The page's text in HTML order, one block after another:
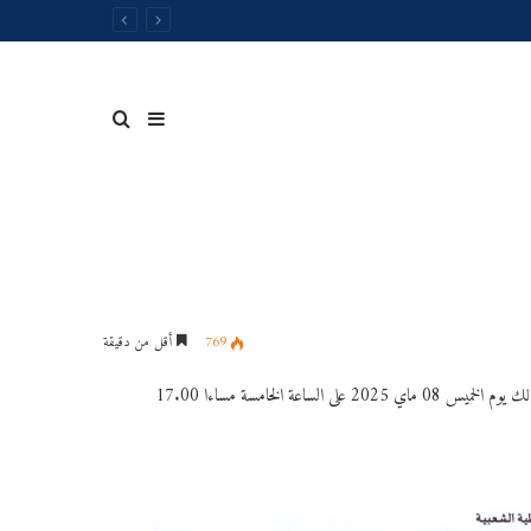
بحثإضافة
769 أقل من دقيقة
مساءا 17.00
جدول